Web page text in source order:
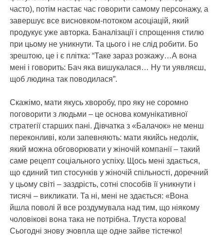
часто), потім настає час говорити самому персонажу, а
завершує все висновком-потоком асоціацій, який
продукує уже авторка. Баналізації і спрощення стилю
при цьому не уникнути. Та цього і не слід робити. Бо
зрештою, це і є плітка: “Таке зараз розкажу…А вона
мені і говорить: Бач яка вишукалася… Ну ти уявляєш,
щоб людина так поводилася”.
Скажімо, мати якусь хворобу, про яку не соромно
поговорити з людьми – це основа комунікативної
стратегії старших пані. Дівчатка з «Балачок» не менш
переконливі, коли запевняють: мати якийсь недолік,
який можна обговорювати у жіночій компанії – такий
саме рецепт соціального успіху. Щось мені здається,
що єдиний тип стосунків у жіночій спільності, доречний
у цьому світі – заздрість, сотні способів її уникнути і
тисячі – викликати. Та ні, мені не здається: «Вона
йшла поволі й все роздумувала над тим, що ніякому
чоловікові вона така не потрібна. Тлуста корова!
Сьогодні знову зчовпла ще одне зайве тістечко!